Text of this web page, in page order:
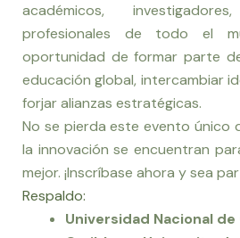
académicos,
profesionales de todo el
oportunidad de formar parte
educación global, intercambiar
forjar alianzas estratégicas.
No se pierda este evento único
la innovación se encuentran
mejor. ¡Inscríbase ahora y sea
Respaldo:
Universidad Nacional